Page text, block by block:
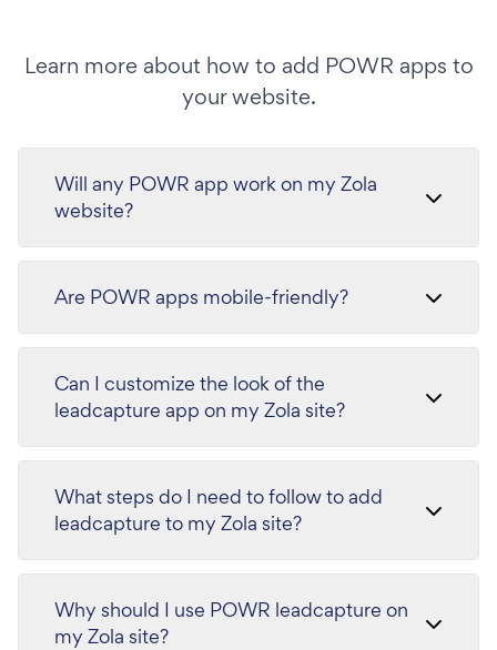
Learn more about how to add POWR apps to
your website.
Will any POWR app work on my Zola
website?
Are POWR apps mobile-friendly?
Can I customize the look of the
leadcapture app on my Zola site?
What steps do I need to follow to add
leadcapture to my Zola site?
Why should I use POWR leadcapture on
my Zola site?